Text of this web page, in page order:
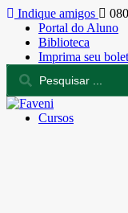
Indique amigos
Portal do Aluno
Biblioteca
Imprima seu
Cursos